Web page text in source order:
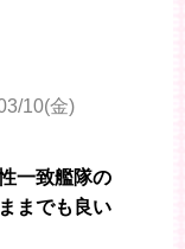
10(金)
一致艦隊の
までも良い